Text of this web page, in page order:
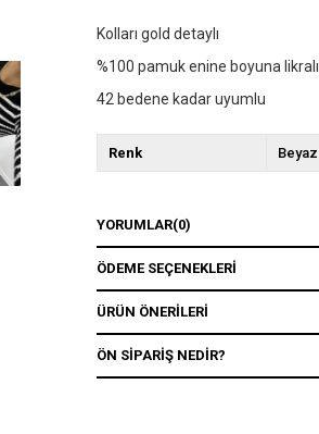
Kolları gold detaylı
%100 pamuk enine boyuna likralı
42 bedene kadar uyumlu
Renk Beyaz
YORUMLAR(0)
ÖDEME SEÇENEKLERI
ÜRÜN ÖNERILERI
ÖN SIPARIŞ NEDIR?